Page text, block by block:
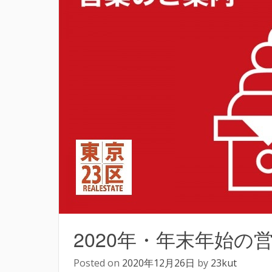
2020年・年末年始の
Posted on 2020年12月26日 by 23kut